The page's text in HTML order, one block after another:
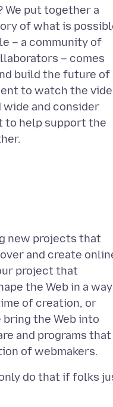
We put together a
of what is
– a community of
– comes
build the future of
to watch the
and consider
to help support the
new projects that
and create
project that
the Web in a way
of creation, or
the Web into
and programs that
do that if folks